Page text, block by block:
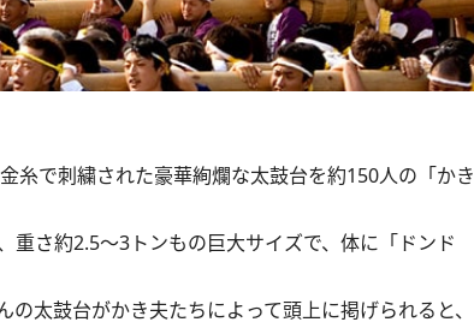
糸で刺繍された豪華絢爛な太鼓台を約150人の「かき
さ約2.5～3トンもの巨大サイズで、体に「ドンド
太鼓台がかき夫たちによって頭上に掲げられると、